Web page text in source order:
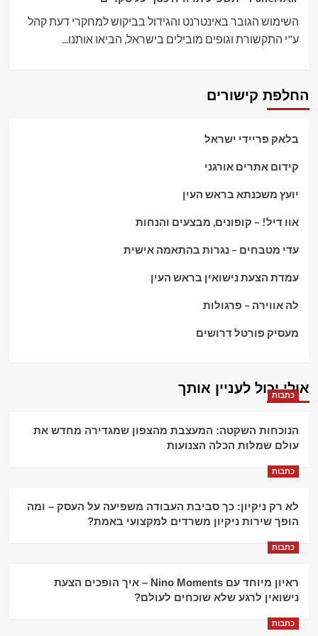
השימוש הגובר באינטרנט והגידול בביקוש למחקרי דעת קהל
ע"י התקשורת וגופים מובילים בישראל, הביאו אותנו...
החלפת קישורים
בלאק פריידי ישראל
קידום אתרים אורגני
יועץ משכנתא בראש העין
אוו דיל! – קופונים, מבצעים והנחות
עדי מטבחים – נגרות בהתאמה אישית
עמדת הצעת נישואין בראש העין
לה אווירה – פרגולות
מעסיק פורטל דרושים
אולי יכול לעניין אותך
כתבות
הנוכחות השקטה: המעצבת מהצפון שמגדירה מחדש את
עולם שמלות הכלה הצנועות
כתבות
לא רק ניקיון: כך סביבת העבודה משפיעה על העסק – ומה
הופך שירות ניקיון משרדים למקצועי באמת?
כתבות
ראיון מיוחד עם Nino Moments – איך הופכים הצעת
נישואין לרגע שלא שוכחים לעולם?
כתבות